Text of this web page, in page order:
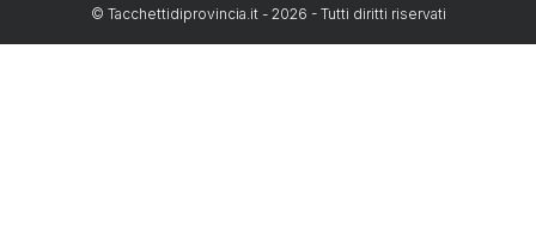
© Tacchettidiprovincia.it - 2026 - Tutti diritti riservati